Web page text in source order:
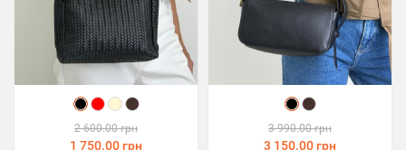
2 600.00 грн
1 750.00 грн
3 990.00 грн
3 150.00 грн